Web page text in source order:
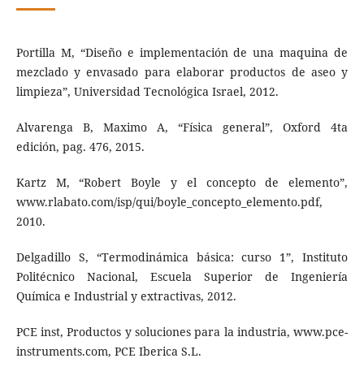
Portilla M, “Diseño e implementación de una maquina de
mezclado y envasado para elaborar productos de aseo y
limpieza”, Universidad Tecnológica Israel, 2012.
Alvarenga B, Maximo A, “Física general”, Oxford 4ta
edición, pag. 476, 2015.
Kartz M, “Robert Boyle y el concepto de elemento”,
www.rlabato.com/isp/qui/boyle_concepto_elemento.pdf,
2010.
Delgadillo S, “Termodinámica básica: curso 1”, Instituto
Politécnico Nacional, Escuela Superior de Ingeniería
Química e Industrial y extractivas, 2012.
PCE inst, Productos y soluciones para la industria, www.pce-
instruments.com, PCE Iberica S.L.